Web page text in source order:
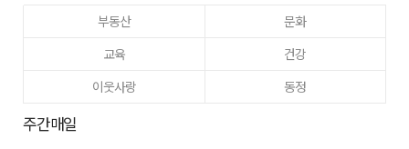
부동산
문화
교육
건강
이웃사랑
동정
주간매일